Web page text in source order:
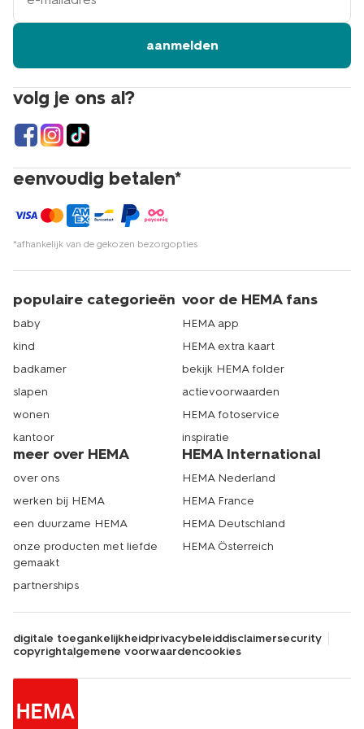
volg je ons al?
eenvoudig betalen*
*afhankelijk van de gekozen bezorgopties
aanmelden
populaire categorieën
baby
kind
badkamer
slapen
wonen
kantoor
voor de HEMA fans
HEMA app
HEMA extra kaart
bekijk HEMA folder
actievoorwaarden
HEMA fotoservice
inspiratie
meer over HEMA
over ons
werken bij HEMA
een duurzame HEMA
onze producten met liefde
gemaakt
partnerships
HEMA International
HEMA Nederland
HEMA France
HEMA Deutschland
HEMA Österreich
digitale toegankelijkheidprivacybeleiddisclaimersecurity
copyrightalgemene voorwaardencookies